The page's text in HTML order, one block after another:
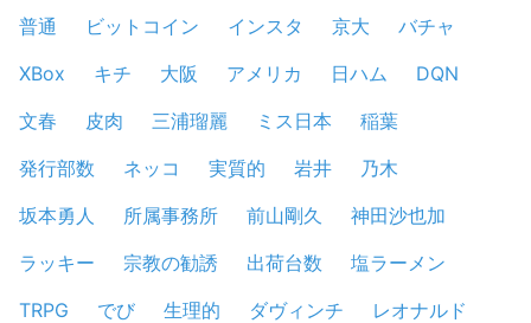
普通
ビットコイン インスタ 京大
バチャ
XBox
キチ 大阪 アメリカ 日ハム
DQN
文春
皮肉 三浦瑠麗 ミス日本
稲葉
発行部数
ネッコ 実質的 岩井
乃木
坂本勇人
所属事務所 前山剛久
神田沙也加
ラッキー
宗教の勧誘 出荷台数
塩ラーメン
TRPG
でび 生理的 ダヴィンチ
レオナルド